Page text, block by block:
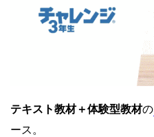
テキスト教材＋体験型教材の
ース。